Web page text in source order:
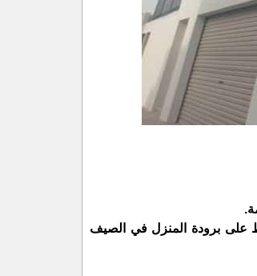
على برودة المنزل في الصيف